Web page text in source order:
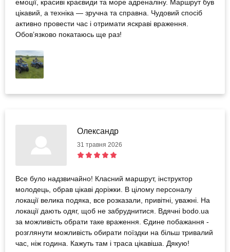
емоції, красиві краєвиди та море адреналіну. Маршрут був
цікавий, а техніка — зручна та справна. Чудовий спосіб
активно провести час і отримати яскраві враження.
Обов’язково покатаюсь ще раз!
Олександр
31 травня 2026
Все було надзвичайно! Класний маршрут, інструктор
молодець, обрав цікаві доріжки. В цілому персоналу
локації велика подяка, все розказали, привітні, уважні. На
локації дають одяг, щоб не забруднитися. Вдячні bodo.ua
за можливість обрати таке враження. Єдине побажання -
розглянути можливість обирати поїздки на більш тривалий
час, ніж година. Кажуть там і траса цікавіша. Дякую!